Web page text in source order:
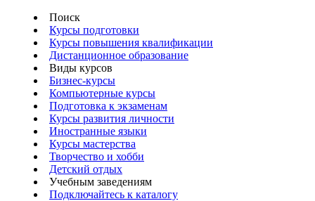
Поиск
Курсы подготовки
Курсы повышения квалификации
Дистанционное образование
Виды курсов
Бизнес-курсы
Компьютерные курсы
Подготовка к экзаменам
Курсы развития личности
Иностранные языки
Курсы мастерства
Творчество и хобби
Детский отдых
Учебным заведениям
Подключайтесь к каталогу